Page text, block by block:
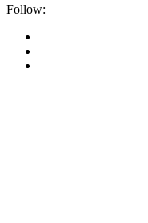
Follow: